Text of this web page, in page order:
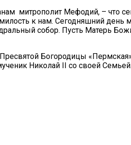
митрополит Мефодий, – что
к нам. Сегодняшний день
собор. Пусть Матерь
Богородицы
Николай II со своей Семьей.